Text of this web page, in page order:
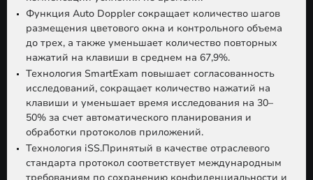
Функция Auto Doppler сокращает количество шагов
размещения цветового окна и контрольного объема
до трех, а также уменьшает количество повторных
нажатий на клавиши в среднем на 67,9%.
Технология SmartExam повышает согласованность
исследований, сокращает количество нажатий на
клавиши и уменьшает время исследования на 30–
50% за счет автоматического планирования и
обработки протоколов приложений.
Технология iSS.Принятый в качестве отраслевого
стандарта протокол соответствует международным